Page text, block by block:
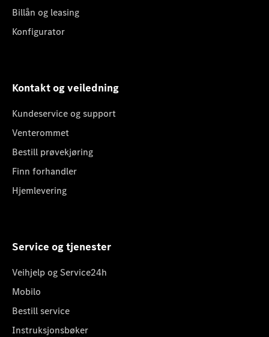
Billån og leasing
Konfigurator
Kontakt og veiledning
Kundeservice og support
Venterommet
Bestill prøvekjøring
Finn forhandler
Hjemlevering
Service og tjenester
Veihjelp og Service24h
Mobilo
Bestill service
Instruksjonsbøker